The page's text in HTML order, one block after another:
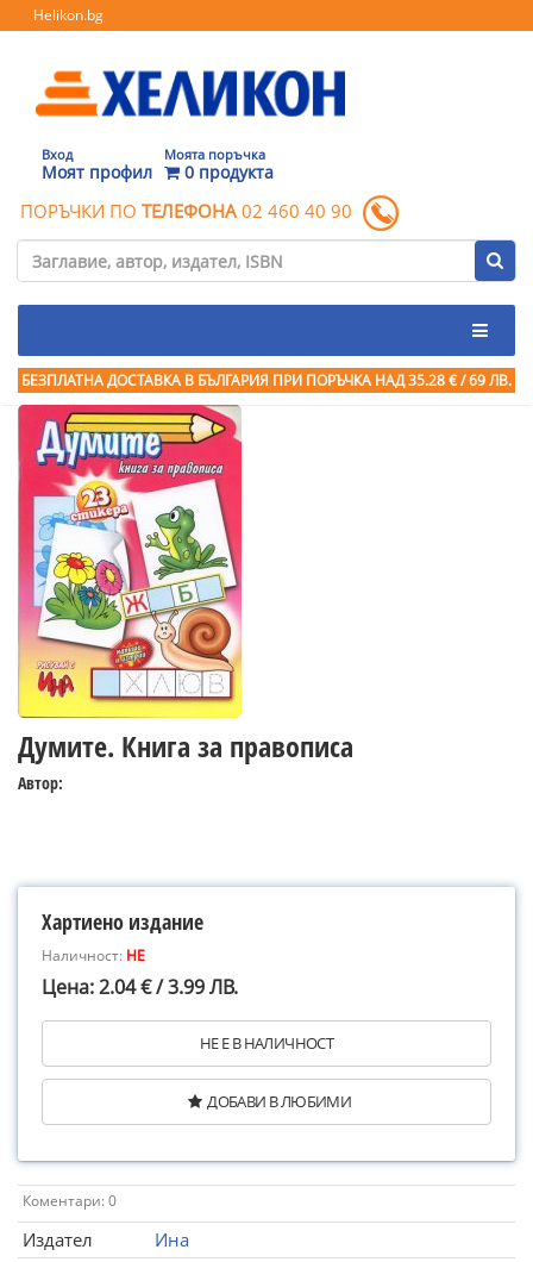
Helikon.bg
Вход
Моят профил
Моята поръчка
0 продукта
ПОРЪЧКИ ПО ТЕЛЕФОНА 02 460 40 90
БЕЗПЛАТНА ДОСТАВКА В БЪЛГАРИЯ ПРИ ПОРЪЧКА НАД 35.28 € / 69 ЛВ.
Думите. Книга за правописа
Автор:
Хартиено издание
Наличност: НЕ
Цена: 2.04 € / 3.99 ЛВ.
НЕ Е В НАЛИЧНОСТ
ДОБАВИ В ЛЮБИМИ
Коментари: 0
Издател
Ина